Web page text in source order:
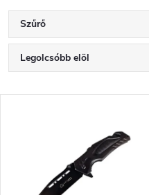
Szűrő
T
e
Legolcsóbb elöl